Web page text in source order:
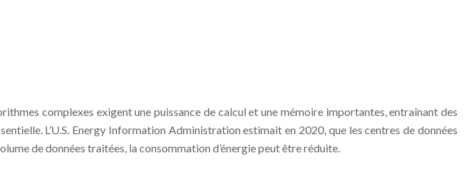
complexes exigent une puissance de calcul et une mémoire importantes, entraînant des
L’U.S. Energy Information Administration estimait en 2020, que les centres de données
de données traitées, la consommation d’énergie peut être réduite.